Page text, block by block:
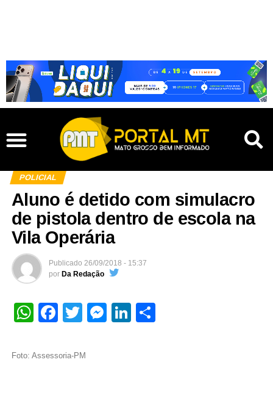
POLICIAL
Aluno é detido com simulacro
de pistola dentro de escola na
Vila Operária
Publicado 26/09/2018 - 15:37
por Da Redação
WhatsApp
Facebook
TwitterMessenger
LinkedIn
Foto: Assessoria-PM